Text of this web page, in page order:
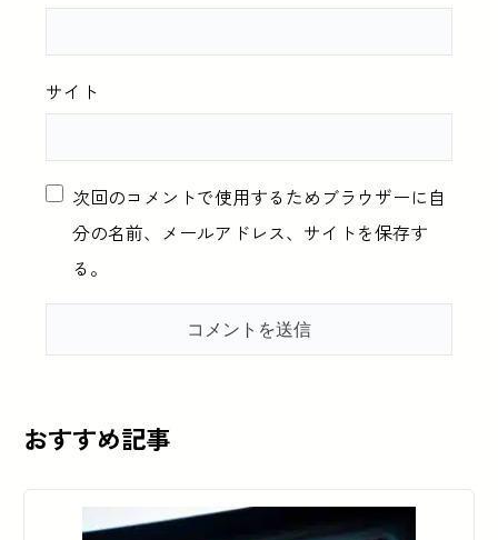
サイト
次回のコメントで使用するためブラウザーに自
分の名前、メールアドレス、サイトを保存す
る。
おすすめ記事